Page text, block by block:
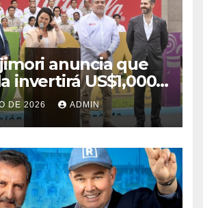
anuncia que
invertirá US$1,000
5 años
DE 2026 ADMIN